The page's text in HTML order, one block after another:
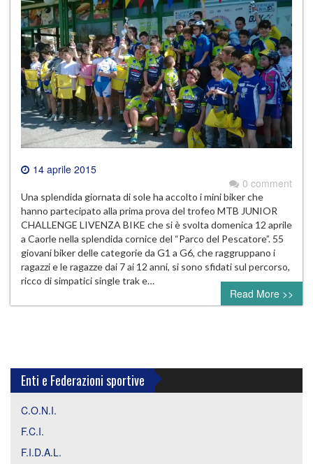
14 aprile 2015
0 comment
Una splendida giornata di sole ha accolto i mini biker che
hanno partecipato alla prima prova del trofeo MTB JUNIOR
CHALLENGE LIVENZA BIKE che si è svolta domenica 12 aprile
a Caorle nella splendida cornice del “Parco del Pescatore”. 55
giovani biker delle categorie da G1 a G6, che raggruppano i
ragazzi e le ragazze dai 7 ai 12 anni, si sono sfidati sul percorso,
ricco di simpatici single trak e…
Read More >>
Enti e Federazioni sportive
C.O.N.I.
F.C.I.
F.I.D.A.L.